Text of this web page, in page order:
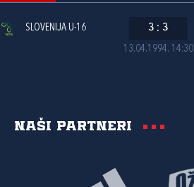
13.04.1994. 14:30
SLOVENIJA U-16 3 : 3
Naši partneri